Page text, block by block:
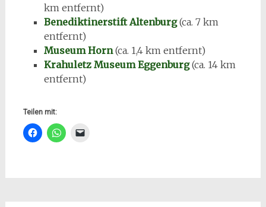
km entfernt)
Benediktinerstift Altenburg (ca. 7 km
entfernt)
Museum Horn (ca. 1,4 km entfernt)
Krahuletz Museum Eggenburg (ca. 14 km
entfernt)
Teilen mit: